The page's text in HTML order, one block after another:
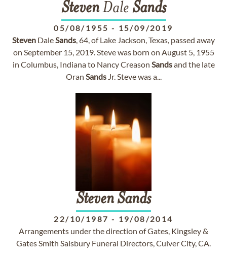
StevenDale Sands
05/08/1955 - 15/09/2019
Steven DaleSands, 64, of Lake Jackson, Texas, passed away
on September 15, 2019. Steve was born on August 5, 1955
in Columbus, Indiana to Nancy Creason Sandsand the late
Oran SandsJr. Steve was a...
StevenSands
22/10/1987 - 19/08/2014
Arrangements under the direction of Gates, Kingsley &
Gates Smith Salsbury Funeral Directors, Culver City, CA.